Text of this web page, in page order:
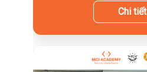
Chi tiết